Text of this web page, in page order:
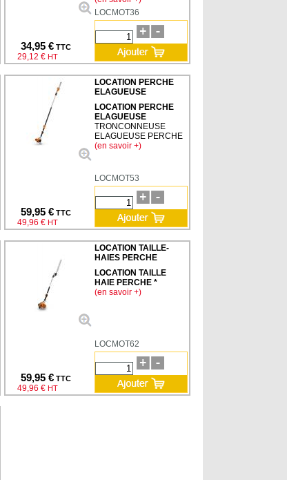
34,95 € TTC
29,12 € HT
LOCMOT36
59,95 € TTC
49,96 € HT
LOCATION PERCHE
ELAGUEUSE
LOCATION PERCHE
ELAGUEUSE
TRONCONNEUSE
ELAGUEUSE PERCHE
(en savoir +)
LOCMOT53
59,95 € TTC
49,96 € HT
LOCATION TAILLE-
HAIES PERCHE
LOCATION TAILLE
HAIE PERCHE *
(en savoir +)
LOCMOT62